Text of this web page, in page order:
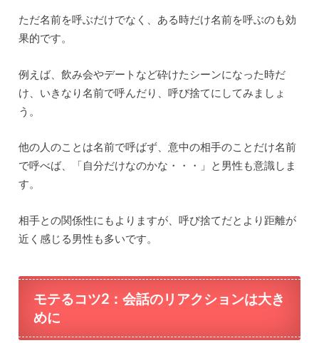
ただ名前を呼ぶだけでなく、ある時だけ名前を呼ぶのも効
果的です。
例えば、飲み会やデートなど砕けたシーンになった時だ
け、いきなり名前で呼んだり、呼び捨てにしてみましょ
う。
他の人のことは名前で呼ばず、意中の相手のことだけ名前
で呼べば、「自分だけなのかな・・・」と男性も意識しま
す。
相手との関係性にもよりますが、呼び捨てだとより距離が
近く感じる男性も多いです。
モテるコツ2：会話のリアクションは大き
めに